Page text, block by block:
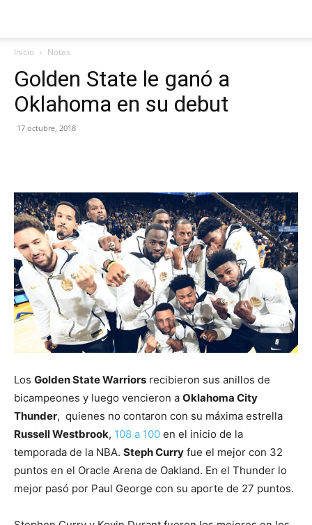
Inicio Notas
Golden State le ganó a
Oklahoma en su debut
17 octubre, 2018
Los Golden State Warriors recibieron sus anillos de
bicampeones y luego vencieron a Oklahoma City
Thunder, quienes no contaron con su máxima estrella
Russell Westbrook, 108 a 100 en el inicio de la
temporada de la NBA. Steph Curry fue el mejor con 32
puntos en el Oracle Arena de Oakland. En el Thunder lo
mejor pasó por Paul George con su aporte de 27 puntos.